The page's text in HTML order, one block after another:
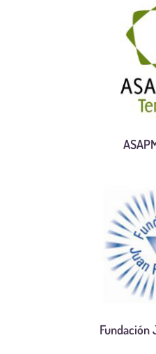
Fundación